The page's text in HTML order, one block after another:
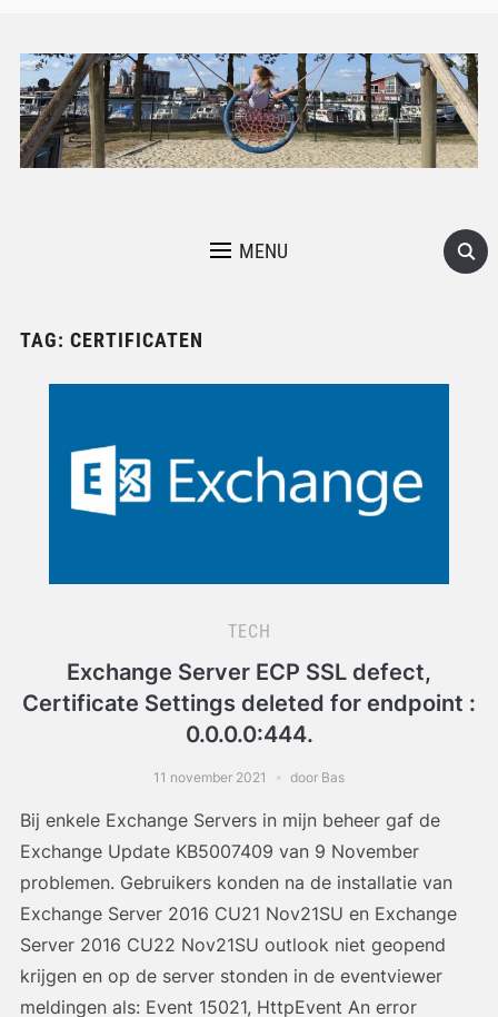
MENU
TAG: CERTIFICATEN
TECH
Exchange Server ECP SSL defect,
Certificate Settings deleted for endpoint :
0.0.0.0:444.
11 november 2021 door Bas
Bij enkele Exchange Servers in mijn beheer gaf de
Exchange Update KB5007409 van 9 November
problemen. Gebruikers konden na de installatie van
Exchange Server 2016 CU21 Nov21SU en Exchange
Server 2016 CU22 Nov21SU outlook niet geopend
krijgen en op de server stonden in de eventviewer
meldingen als: Event 15021, HttpEvent An error